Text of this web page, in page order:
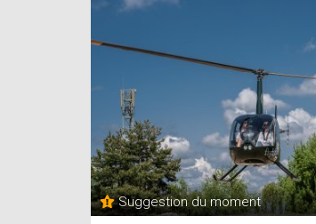
Suggestion du moment